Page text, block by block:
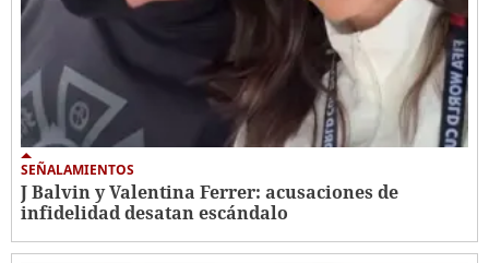
SEÑALAMIENTOS
J Balvin y Valentina Ferrer: acusaciones de
infidelidad desatan escándalo